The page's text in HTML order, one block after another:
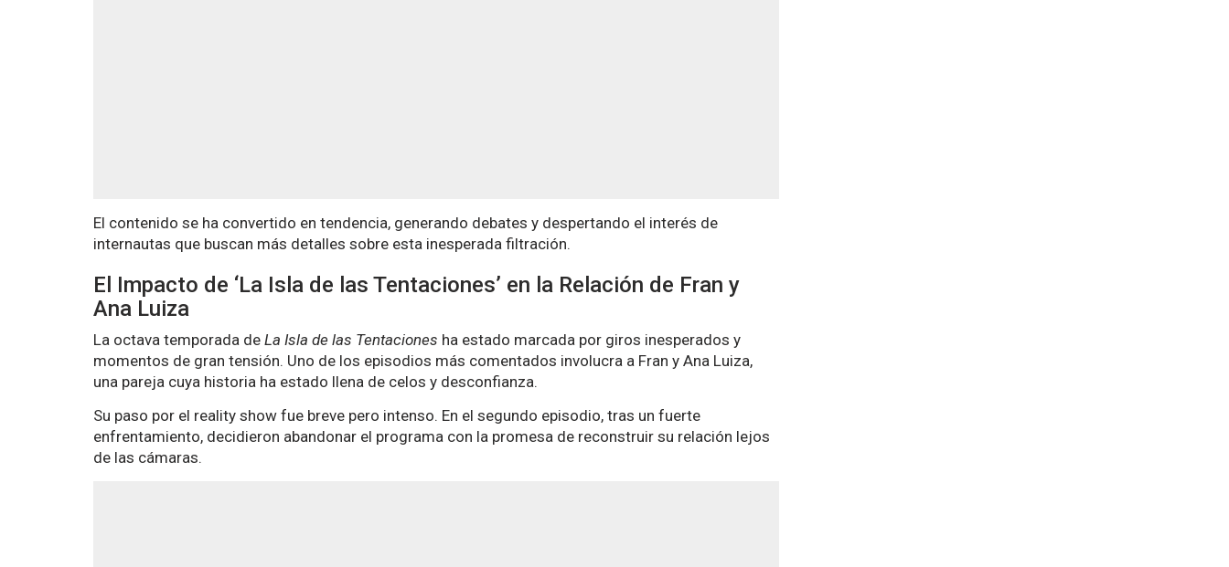
El contenido se ha convertido en tendencia, generando debates y despertando el interés de
internautas que buscan más detalles sobre esta inesperada filtración.
El Impacto de ‘La Isla de las Tentaciones’ en la Relación de Fran y
Ana Luiza
La octava temporada de La Isla de las Tentaciones ha estado marcada por giros inesperados y
momentos de gran tensión. Uno de los episodios más comentados involucra a Fran y Ana Luiza,
una pareja cuya historia ha estado llena de celos y desconfianza.
Su paso por el reality show fue breve pero intenso. En el segundo episodio, tras un fuerte
enfrentamiento, decidieron abandonar el programa con la promesa de reconstruir su relación lejos
de las cámaras.